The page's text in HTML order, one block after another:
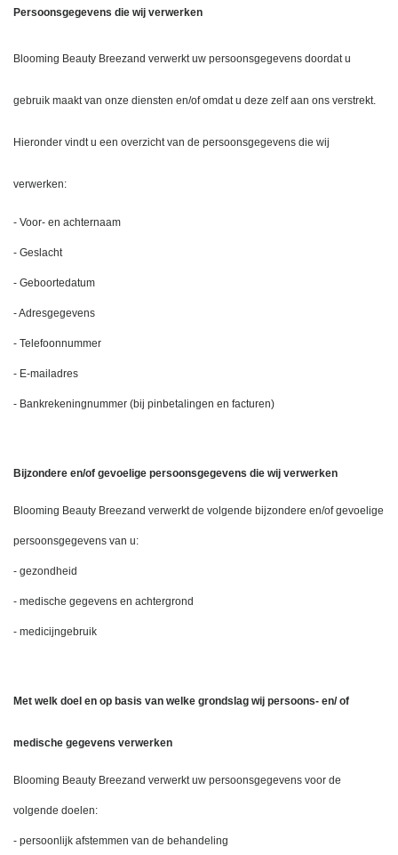
Persoonsgegevens die wij verwerken
Blooming Beauty Breezand verwerkt uw persoonsgegevens doordat u
gebruik maakt van onze diensten en/of omdat u deze zelf aan ons verstrekt.
Hieronder vindt u een overzicht van de persoonsgegevens die wij
verwerken:
- Voor- en achternaam
- Geslacht
- Geboortedatum
- Adresgegevens
- Telefoonnummer
- E-mailadres
- Bankrekeningnummer (bij pinbetalingen en facturen)
Bijzondere en/of gevoelige persoonsgegevens die wij verwerken
Blooming Beauty Breezand verwerkt de volgende bijzondere en/of gevoelige
persoonsgegevens van u:
- gezondheid
- medische gegevens en achtergrond
- medicijngebruik
Met welk doel en op basis van welke grondslag wij persoons- en/ of
medische gegevens verwerken
Blooming Beauty Breezand verwerkt uw persoonsgegevens voor de
volgende doelen:
- persoonlijk afstemmen van de behandeling